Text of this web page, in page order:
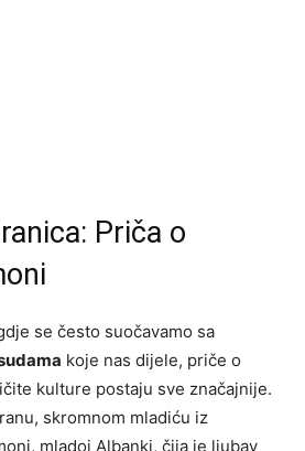
Priča o
se često suočavamo sa
koje nas dijele, priče o
kulture postaju sve značajnije.
skromnom mladiću iz
mladoj Albanki, čija je ljubav